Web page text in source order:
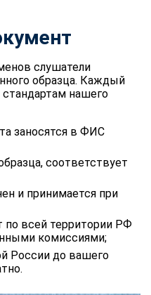
слушатели
образца. Каждый
нашего
заносятся в ФИС
соответствует
и принимается при
всей территории РФ
комиссиями;
России до вашего